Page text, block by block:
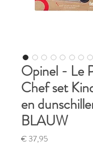
Opinel - Le
Chef set
en
BLAUW
€ 37,95